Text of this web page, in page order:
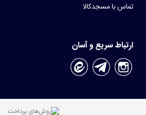
تماس با مسجدکالا
ارتباط سریع و آسان